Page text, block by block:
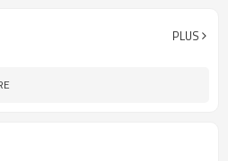
construction, matériau de
PLUS